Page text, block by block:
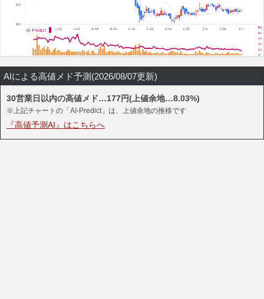
AIによる高値メド予測(2026/08/07更新)
30営業日以内の高値メド…177円(上値余地…8.03%)
※上記チャートの「AI-Predict」は、上値余地の推移です
『高値予測AI』はこちらへ